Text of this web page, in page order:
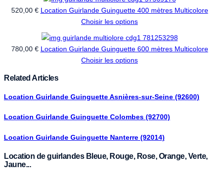
520,00 € Location Guirlande Guinguette 400 mètres Multicolore
Choisir les options
780,00 € Location Guirlande Guinguette 600 mètres Multicolore
Choisir les options
Related Articles
Location Guirlande Guinguette Asnières-sur-Seine (92600)
Location Guirlande Guinguette Colombes (92700)
Location Guirlande Guinguette Nanterre (92014)
Location de guirlandes Bleue, Rouge, Rose, Orange, Verte,
Jaune...